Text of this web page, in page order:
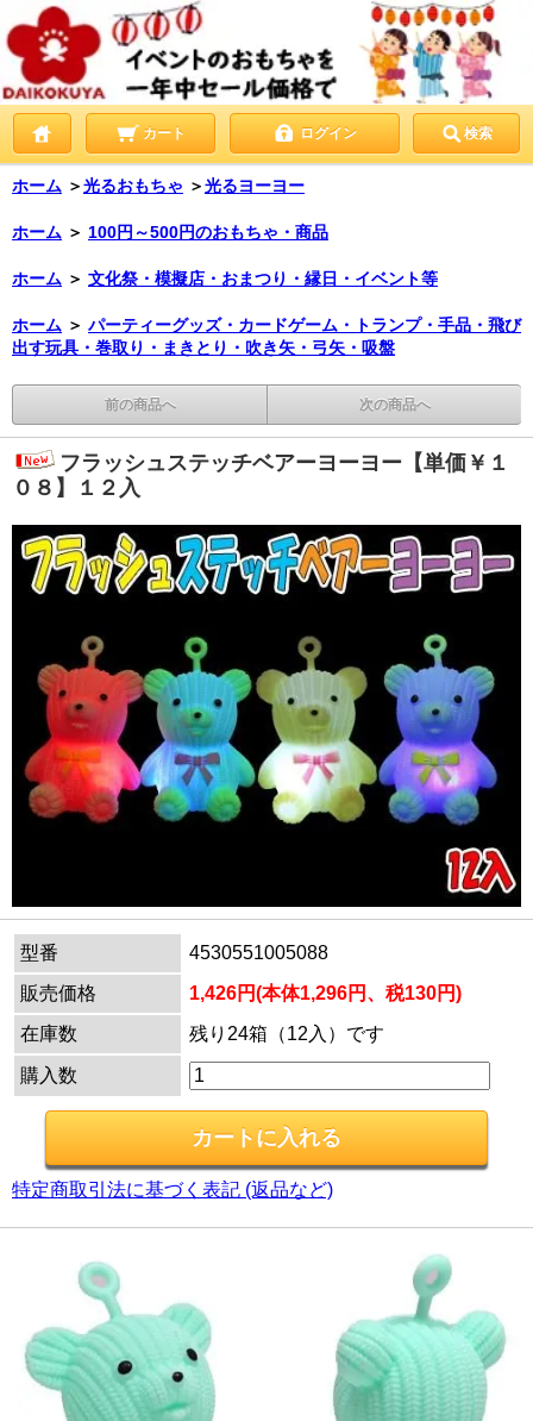
カート ログイン 検索
ホーム ＞光るおもちゃ ＞光るヨーヨー
ホーム ＞ 100円～500円のおもちゃ・商品
ホーム ＞ 文化祭・模擬店・おまつり・縁日・イベント等
ホーム ＞ パーティーグッズ・カードゲーム・トランプ・手品・飛び
出す玩具・巻取り・まきとり・吹き矢・弓矢・吸盤
前の商品へ 次の商品へ
フラッシュステッチベアーヨーヨー【単価￥１
０８】１２入
型番
4530551005088
販売価格
1,426円(本体1,296円、税130円)
在庫数
残り24箱（12入）です
購入数
特定商取引法に基づく表記 (返品など)